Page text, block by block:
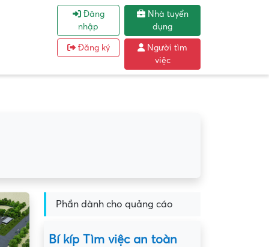
Đăng
nhập
Đăng ký
Nhà tuyển
dụng
Người tìm
việc
Phần dành cho quảng cáo
Bí kíp Tìm việc an toàn